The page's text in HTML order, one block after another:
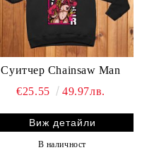
Суитчер Chainsaw Man
€25.55
49.97лв.
Виж детайли
В наличност